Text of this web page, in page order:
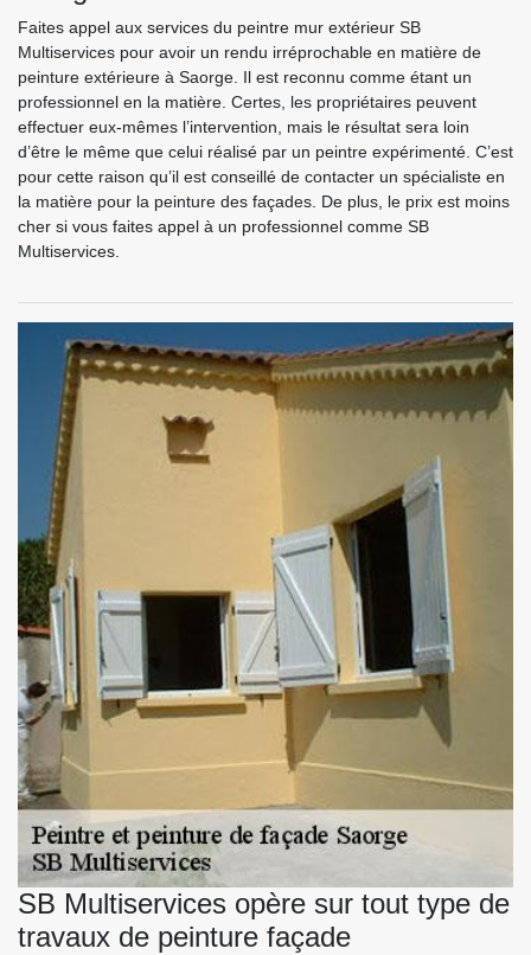
Faites appel aux services du peintre mur extérieur SB
Multiservices pour avoir un rendu irréprochable en matière de
peinture extérieure à Saorge. Il est reconnu comme étant un
professionnel en la matière. Certes, les propriétaires peuvent
effectuer eux-mêmes l’intervention, mais le résultat sera loin
d’être le même que celui réalisé par un peintre expérimenté. C’est
pour cette raison qu’il est conseillé de contacter un spécialiste en
la matière pour la peinture des façades. De plus, le prix est moins
cher si vous faites appel à un professionnel comme SB
Multiservices.
SB Multiservices opère sur tout type de
travaux de peinture façade